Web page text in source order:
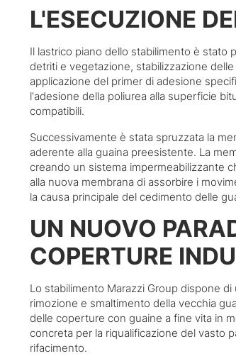
L'ESECUZIONE
Il lastrico piano dello stabilimento è stato
detriti e vegetazione, stabilizzazione
applicazione del primer di adesione
l'adesione della poliurea alla superficie
compatibili.
Successivamente è stata spruzzata la
aderente alla guaina preesistente. La
creando un sistema impermeabilizzante
alla nuova membrana di assorbire i
la causa principale del cedimento delle
UN NUOVO
COPERTURE
Lo stabilimento Marazzi Group dispone
rimozione e smaltimento della vecchia
delle coperture con guaine a fine vita in
concreta per la riqualificazione del vasto
rifacimento.